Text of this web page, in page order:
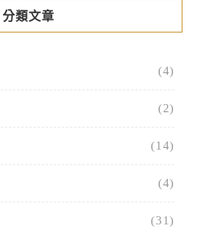
分類文章
(4)
(2)
(14)
(4)
(31)